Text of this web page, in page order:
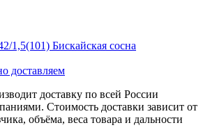
1,5(101) Бискайская сосна
доставляем
доставку по всей России
Стоимость доставки зависит от
объёма, веса товара и дальности